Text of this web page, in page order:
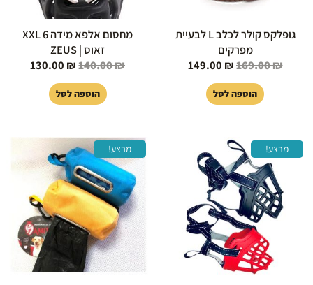
גופלקס קולר לכלב L לבעיית
מפרקים
169.00₪
149.00 ₪
הוספה לסל
מחסום אלפא מידה 6 XXL
זאוס | ZEUS
140.00₪
130.00 ₪
הוספה לסל
מבצע!
המחיר
המקורי
היה:
50.00 ₪.
מבצע!
המחיר
המקורי
היה:
20.00 ₪.
הוא: